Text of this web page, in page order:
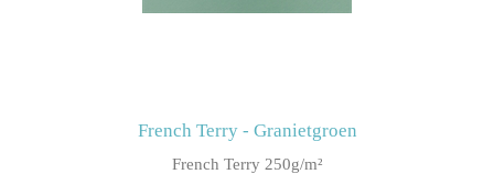
French Terry - Granietgroen
French Terry 250g/m²